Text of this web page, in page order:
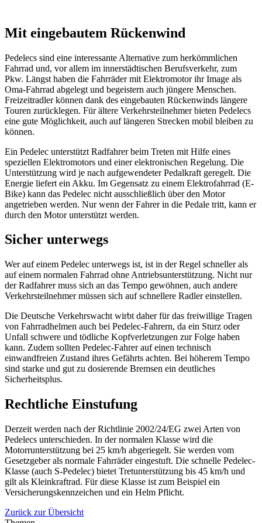
Mit eingebautem Rückenwind
Pedelecs sind eine interessante Alternative zum herkömmlichen
Fahrrad und, vor allem im innerstädtischen Berufsverkehr, zum
Pkw. Längst haben die Fahrräder mit Elektromotor ihr Image als
Oma-Fahrrad abgelegt und begeistern auch jüngere Menschen.
Freizeitradler können dank des eingebauten Rückenwinds längere
Touren zurücklegen. Für ältere Verkehrsteilnehmer bieten Pedelecs
eine gute Möglichkeit, auch auf längeren Strecken mobil bleiben zu
können.
Ein Pedelec unterstützt Radfahrer beim Treten mit Hilfe eines
speziellen Elektromotors und einer elektronischen Regelung. Die
Unterstützung wird je nach aufgewendeter Pedalkraft geregelt. Die
Energie liefert ein Akku. Im Gegensatz zu einem Elektrofahrrad (E-
Bike) kann das Pedelec nicht ausschließlich über den Motor
angetrieben werden. Nur wenn der Fahrer in die Pedale tritt, kann er
durch den Motor unterstützt werden.
Sicher unterwegs
Wer auf einem Pedelec unterwegs ist, ist in der Regel schneller als
auf einem normalen Fahrrad ohne Antriebsunterstützung. Nicht nur
der Radfahrer muss sich an das Tempo gewöhnen, auch andere
Verkehrsteilnehmer müssen sich auf schnellere Radler einstellen.
Die Deutsche Verkehrswacht wirbt daher für das freiwillige Tragen
von Fahrradhelmen auch bei Pedelec-Fahrern, da ein Sturz oder
Unfall schwere und tödliche Kopfverletzungen zur Folge haben
kann. Zudem sollten Pedelec-Fahrer auf einen technisch
einwandfreien Zustand ihres Gefährts achten. Bei höherem Tempo
sind starke und gut zu dosierende Bremsen ein deutliches
Sicherheitsplus.
Rechtliche Einstufung
Derzeit werden nach der Richtlinie 2002/24/EG zwei Arten von
Pedelecs unterschieden. In der normalen Klasse wird die
Motorrunterstützung bei 25 km/h abgeriegelt. Sie werden vom
Gesetzgeber als normale Fahrräder eingestuft. Die schnelle Pedelec-
Klasse (auch S-Pedelec) bietet Tretunterstützung bis 45 km/h und
gilt als Kleinkraftrad. Für diese Klasse ist zum Beispiel ein
Versicherungskennzeichen und ein Helm Pflicht.
Zurück zur Übersicht